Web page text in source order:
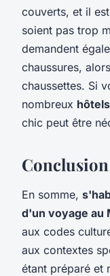
couverts, et il
soient pas trop
demandent
chaussures,
chaussettes. Si
nombreux
chic peut être
Conclusion
En somme,
d'un voyage au
aux codes
aux contextes
étant préparé et